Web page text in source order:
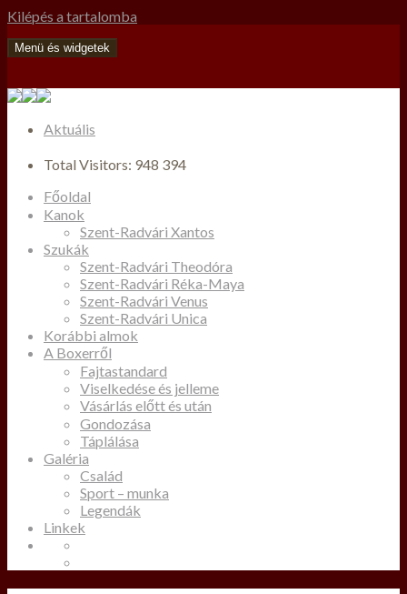
Kilépés a tartalomba
Menü és widgetek
Aktuális
Total Visitors: 948 394
Főoldal
Kanok
Szent-Radvári Xantos
Szukák
Szent-Radvári Theodóra
Szent-Radvári Réka-Maya
Szent-Radvári Venus
Szent-Radvári Unica
Korábbi almok
A Boxerről
Fajtastandard
Viselkedése és jelleme
Vásárlás előtt és után
Gondozása
Táplálása
Galéria
Család
Sport – munka
Legendák
Linkek